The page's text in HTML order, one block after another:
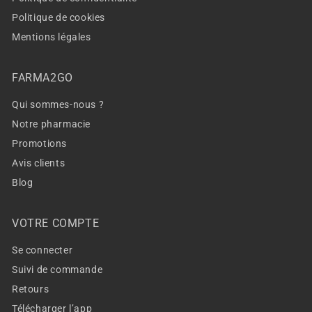
Politique de cookies
Mentions légales
FARMA2GO
Qui sommes-nous ?
Notre pharmacie
Promotions
Avis clients
Blog
VOTRE COMPTE
Se connecter
Suivi de commande
Retours
Télécharger l’app